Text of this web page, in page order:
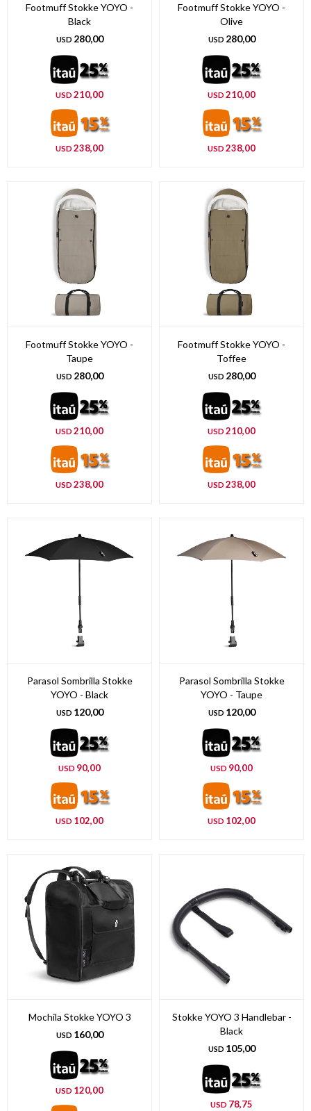
Footmuff Stokke YOYO -
Black
USD 280,00
USD 210,00
USD 238,00
Footmuff Stokke YOYO -
Olive
USD 280,00
USD 210,00
USD 238,00
Footmuff Stokke YOYO -
Taupe
USD 280,00
USD 210,00
USD 238,00
Footmuff Stokke YOYO -
Toffee
USD 280,00
USD 210,00
USD 238,00
Parasol Sombrilla Stokke
YOYO - Black
USD 120,00
USD 90,00
USD 102,00
Parasol Sombrilla Stokke
YOYO - Taupe
USD 120,00
USD 90,00
USD 102,00
Mochila Stokke YOYO 3
USD 160,00
USD 120,00
Stokke YOYO 3 Handlebar -
Black
USD 105,00
USD 78,75